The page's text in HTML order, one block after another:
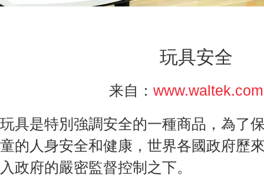
玩具安全
来自：
玩具是特別強調安全的一種商品，為了
童的人身安全和健康，世界各國政府歷
入政府的嚴密監督控制之下。